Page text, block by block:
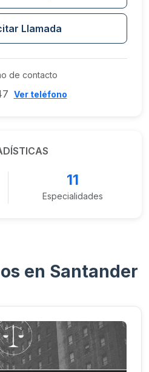
Llamada
de contacto
Ver teléfono
11
Especialidades
en Santander